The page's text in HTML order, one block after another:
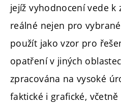
jejíž vyhodnocení vede k
reálné nejen pro
použít jako vzor pro
opatření v jiných
zpracována na vysoké
faktické i grafické,